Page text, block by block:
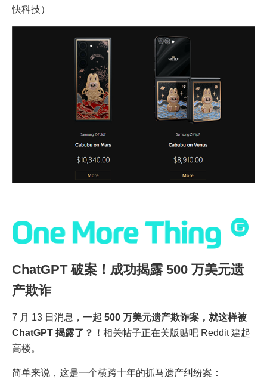
快科技）
ChatGPT 破案！成功揭露 500 万美元遗
产欺诈
7 月 13 日消息， 一起 500 万美元遗产欺诈案，就这样被
ChatGPT 揭露了？！ 相关帖子正在美版贴吧 Reddit 建起
高楼。
简单来说，这是一个横跨十年的抓马遗产纠纷案：